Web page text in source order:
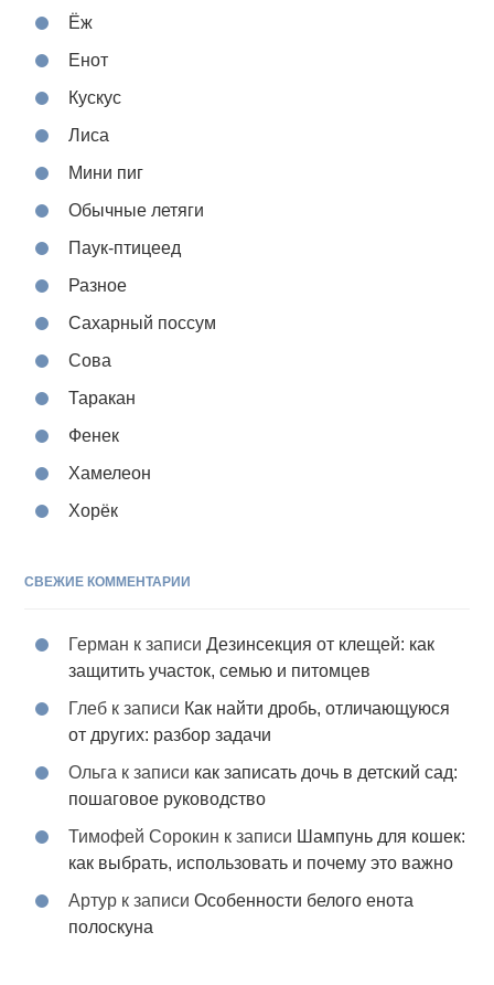
Ёж
Енот
Кускус
Лиса
Мини пиг
Обычные летяги
Паук-птицеед
Разное
Сахарный поссум
Сова
Таракан
Фенек
Хамелеон
Хорёк
СВЕЖИЕ КОММЕНТАРИИ
Герман к записиДезинсекция от клещей: как
защитить участок, семью и питомцев
Глеб к записи Как найти дробь, отличающуюся
от других: разбор задачи
Ольга к записи как записать дочь в детский сад:
пошаговое руководство
Тимофей Сорокин к записи Шампунь для кошек:
как выбрать, использовать и почему это важно
Артур к записиОсобенности белого енота
полоскуна